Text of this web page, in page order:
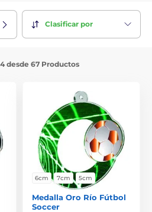
Clasificar por
desde 67 Productos
6cm 7cm 5cm
Medalla Oro Río Fútbol
Soccer